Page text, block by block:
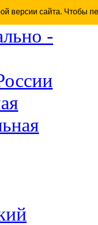
версии сайта. Чтобы
-